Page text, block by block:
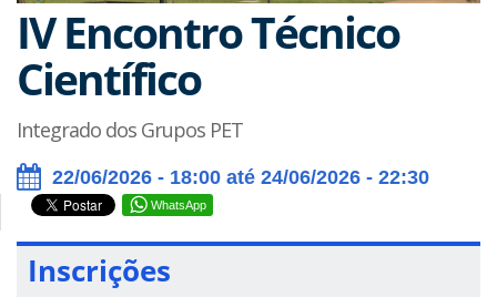
IV Encontro Técnico
Científico
Integrado dos Grupos PET
22/06/2026 - 18:00 até 24/06/2026 - 22:30
WhatsApp
Inscrições